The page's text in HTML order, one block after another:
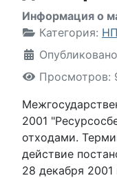
Информация о
Категория:
Просмотров:
2001
отходами.
действие
28 декабря 2001